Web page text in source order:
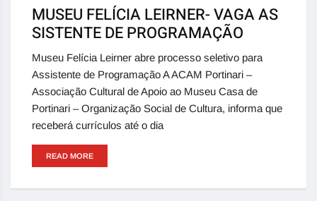
MUSEU FELÍCIA LEIRNER- VAGA AS
SISTENTE DE PROGRAMAÇÃO
Museu Felícia Leirner abre processo seletivo para
Assistente de Programação A ACAM Portinari –
Associação Cultural de Apoio ao Museu Casa de
Portinari – Organização Social de Cultura, informa que
receberá currículos até o dia
READ MORE